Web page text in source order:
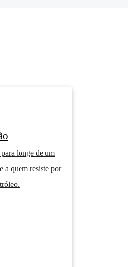
longe de um
a quem resiste por